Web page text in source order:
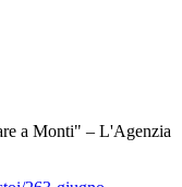
a Monti" – L'Agenzia